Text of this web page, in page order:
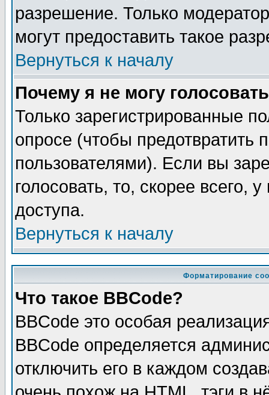
разрешение. Только
могут предоставить такое
Вернуться к началу
Почему я не могу
Только зарегистрированные
опросе (чтобы предотвратить
пользователями). Если вы
голосовать, то, скорее всего,
доступа.
Вернуться к началу
Форматирование
Что такое BBCode?
BBCode это особая
BBCode определяется
отключить его в каждом